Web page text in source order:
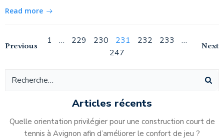
Read more
Navigation
des
articles
Previous Navigation
des
articles
Page
1 … Page
229 Page
230 Page
231 Page
232 Page
233 …
247
Next
Articles récents
Quelle orientation privilégier pour une construction court de
tennis à Avignon afin d’améliorer le confort de jeu ?